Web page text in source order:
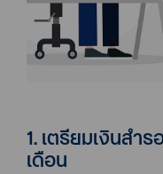
1. เตรียมเงินสำ
เดือน